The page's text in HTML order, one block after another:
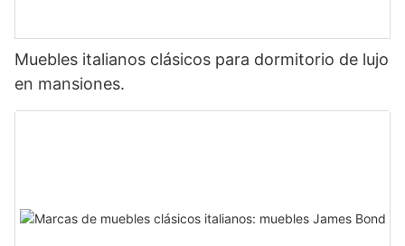
Muebles italianos clásicos para dormitorio de lujo
en mansiones.